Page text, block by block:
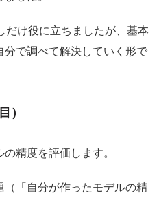
だけ役に立ちましたが、基本
で調べて解決していく形で
）
精度を評価します。
「自分が作ったモデルの精